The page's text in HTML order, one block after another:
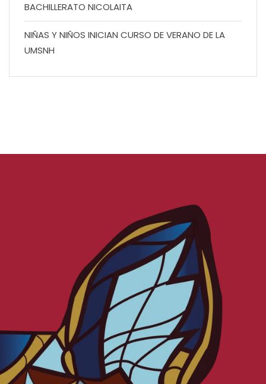
BACHILLERATO NICOLAITA
NIÑAS Y NIÑOS INICIAN CURSO DE VERANO DE LA
UMSNH